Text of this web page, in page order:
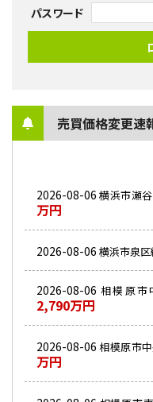
パスワード
売買価格変更速
2026-08-06 横浜市瀬
万円
2026-08-06 横浜市泉区
2026-08-06 相模原市
2,790万円
2026-08-06 相模原市
万円